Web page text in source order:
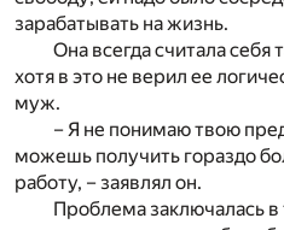
зарабатывать на жизнь.
Она всегда считала
хотя в это не верил ее
муж.
– Я не понимаю твою
можешь получить гораздо
работу, – заявлял он.
Проблема заключалась